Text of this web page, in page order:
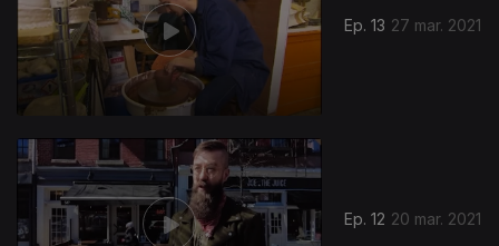
Ep. 13 27 mar. 2021
Ep. 12 20 mar. 2021